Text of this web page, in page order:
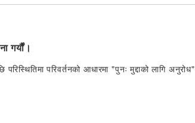
गर्यौं।
परिवर्तनको आधारमा "पुनः मुद्दाको लागि अनुरोध"